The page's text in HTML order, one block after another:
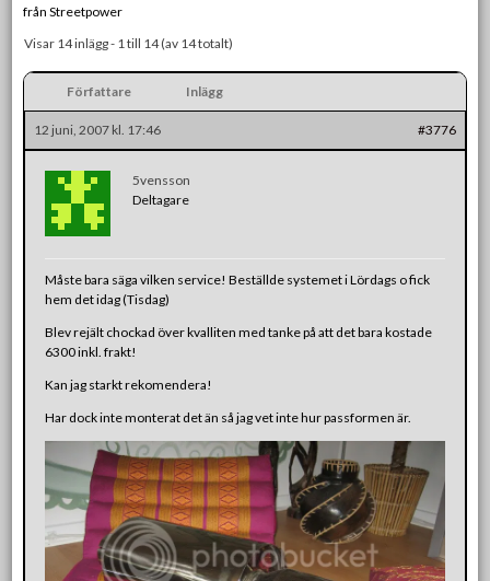
från Streetpower
Visar 14 inlägg - 1 till 14 (av 14 totalt)
Författare Inlägg
12 juni, 2007 kl. 17:46 #3776
5vensson
Deltagare
Måste bara säga vilken service! Beställde systemet i Lördags o fick
hem det idag (Tisdag)
Blev rejält chockad över kvalliten med tanke på att det bara kostade
6300 inkl. frakt!
Kan jag starkt rekomendera!
Har dock inte monterat det än så jag vet inte hur passformen är.